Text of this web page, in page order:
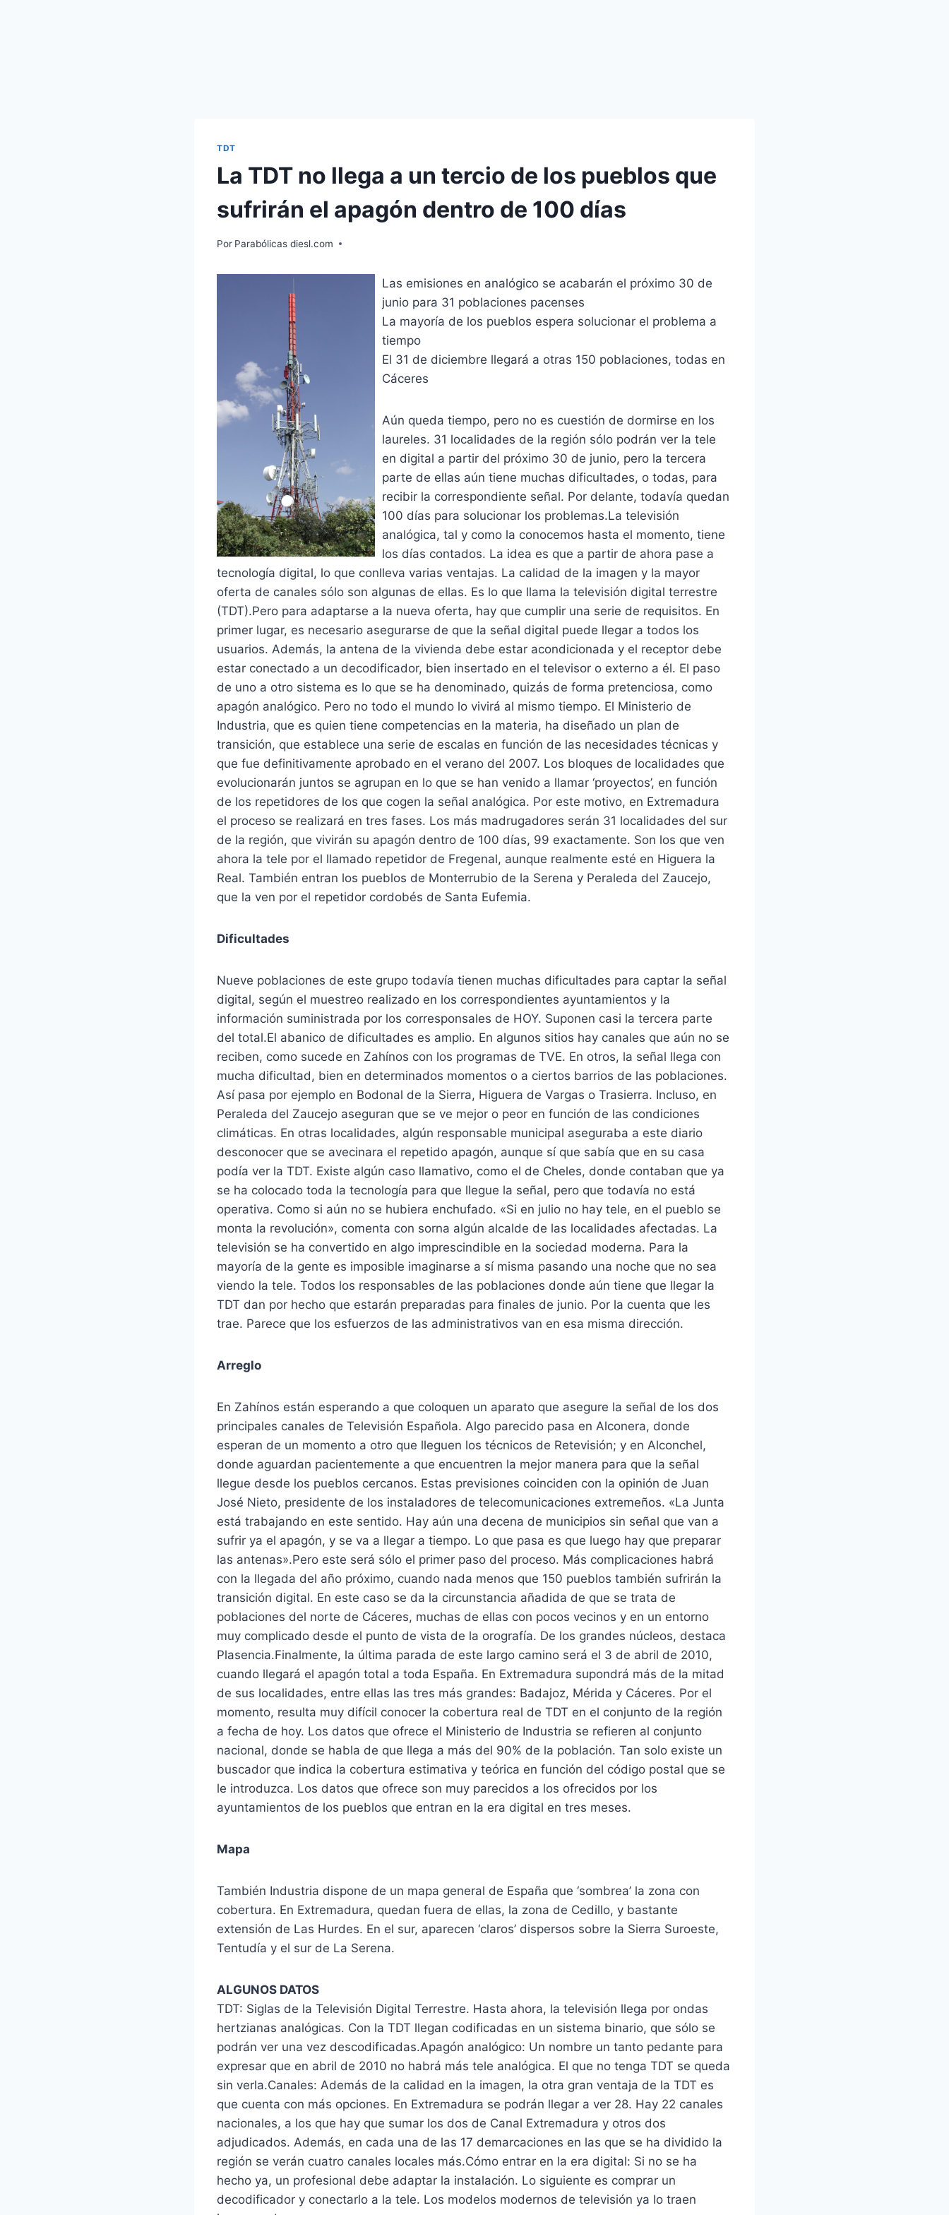
TDT
La TDT no llega a un tercio de los pueblos que
sufrirán el apagón dentro de 100 días
Por Parabólicas diesl.com
Las emisiones en analógico se acabarán el próximo 30 de
junio para 31 poblaciones pacenses
La mayoría de los pueblos espera solucionar el problema a
tiempo
El 31 de diciembre llegará a otras 150 poblaciones, todas en
Cáceres
Aún queda tiempo, pero no es cuestión de dormirse en los
laureles. 31 localidades de la región sólo podrán ver la tele
en digital a partir del próximo 30 de junio, pero la tercera
parte de ellas aún tiene muchas dificultades, o todas, para
recibir la correspondiente señal. Por delante, todavía quedan
100 días para solucionar los problemas.La televisión
analógica, tal y como la conocemos hasta el momento, tiene
los días contados. La idea es que a partir de ahora pase a
tecnología digital, lo que conlleva varias ventajas. La calidad de la imagen y la mayor
oferta de canales sólo son algunas de ellas. Es lo que llama la televisión digital terrestre
(TDT).Pero para adaptarse a la nueva oferta, hay que cumplir una serie de requisitos. En
primer lugar, es necesario asegurarse de que la señal digital puede llegar a todos los
usuarios. Además, la antena de la vivienda debe estar acondicionada y el receptor debe
estar conectado a un decodificador, bien insertado en el televisor o externo a él. El paso
de uno a otro sistema es lo que se ha denominado, quizás de forma pretenciosa, como
apagón analógico. Pero no todo el mundo lo vivirá al mismo tiempo. El Ministerio de
Industria, que es quien tiene competencias en la materia, ha diseñado un plan de
transición, que establece una serie de escalas en función de las necesidades técnicas y
que fue definitivamente aprobado en el verano del 2007. Los bloques de localidades que
evolucionarán juntos se agrupan en lo que se han venido a llamar ‘proyectos’, en función
de los repetidores de los que cogen la señal analógica. Por este motivo, en Extremadura
el proceso se realizará en tres fases. Los más madrugadores serán 31 localidades del sur
de la región, que vivirán su apagón dentro de 100 días, 99 exactamente. Son los que ven
ahora la tele por el llamado repetidor de Fregenal, aunque realmente esté en Higuera la
Real. También entran los pueblos de Monterrubio de la Serena y Peraleda del Zaucejo,
que la ven por el repetidor cordobés de Santa Eufemia.
Dificultades
Nueve poblaciones de este grupo todavía tienen muchas dificultades para captar la señal
digital, según el muestreo realizado en los correspondientes ayuntamientos y la
información suministrada por los corresponsales de HOY. Suponen casi la tercera parte
del total.El abanico de dificultades es amplio. En algunos sitios hay canales que aún no se
reciben, como sucede en Zahínos con los programas de TVE. En otros, la señal llega con
mucha dificultad, bien en determinados momentos o a ciertos barrios de las poblaciones.
Así pasa por ejemplo en Bodonal de la Sierra, Higuera de Vargas o Trasierra. Incluso, en
Peraleda del Zaucejo aseguran que se ve mejor o peor en función de las condiciones
climáticas. En otras localidades, algún responsable municipal aseguraba a este diario
desconocer que se avecinara el repetido apagón, aunque sí que sabía que en su casa
podía ver la TDT. Existe algún caso llamativo, como el de Cheles, donde contaban que ya
se ha colocado toda la tecnología para que llegue la señal, pero que todavía no está
operativa. Como si aún no se hubiera enchufado. «Si en julio no hay tele, en el pueblo se
monta la revolución», comenta con sorna algún alcalde de las localidades afectadas. La
televisión se ha convertido en algo imprescindible en la sociedad moderna. Para la
mayoría de la gente es imposible imaginarse a sí misma pasando una noche que no sea
viendo la tele. Todos los responsables de las poblaciones donde aún tiene que llegar la
TDT dan por hecho que estarán preparadas para finales de junio. Por la cuenta que les
trae. Parece que los esfuerzos de las administrativos van en esa misma dirección.
Arreglo
En Zahínos están esperando a que coloquen un aparato que asegure la señal de los dos
principales canales de Televisión Española. Algo parecido pasa en Alconera, donde
esperan de un momento a otro que lleguen los técnicos de Retevisión; y en Alconchel,
donde aguardan pacientemente a que encuentren la mejor manera para que la señal
llegue desde los pueblos cercanos. Estas previsiones coinciden con la opinión de Juan
José Nieto, presidente de los instaladores de telecomunicaciones extremeños. «La Junta
está trabajando en este sentido. Hay aún una decena de municipios sin señal que van a
sufrir ya el apagón, y se va a llegar a tiempo. Lo que pasa es que luego hay que preparar
las antenas».Pero este será sólo el primer paso del proceso. Más complicaciones habrá
con la llegada del año próximo, cuando nada menos que 150 pueblos también sufrirán la
transición digital. En este caso se da la circunstancia añadida de que se trata de
poblaciones del norte de Cáceres, muchas de ellas con pocos vecinos y en un entorno
muy complicado desde el punto de vista de la orografía. De los grandes núcleos, destaca
Plasencia.Finalmente, la última parada de este largo camino será el 3 de abril de 2010,
cuando llegará el apagón total a toda España. En Extremadura supondrá más de la mitad
de sus localidades, entre ellas las tres más grandes: Badajoz, Mérida y Cáceres. Por el
momento, resulta muy difícil conocer la cobertura real de TDT en el conjunto de la región
a fecha de hoy. Los datos que ofrece el Ministerio de Industria se refieren al conjunto
nacional, donde se habla de que llega a más del 90% de la población. Tan solo existe un
buscador que indica la cobertura estimativa y teórica en función del código postal que se
le introduzca. Los datos que ofrece son muy parecidos a los ofrecidos por los
ayuntamientos de los pueblos que entran en la era digital en tres meses.
Mapa
También Industria dispone de un mapa general de España que ‘sombrea’ la zona con
cobertura. En Extremadura, quedan fuera de ellas, la zona de Cedillo, y bastante
extensión de Las Hurdes. En el sur, aparecen ‘claros’ dispersos sobre la Sierra Suroeste,
Tentudía y el sur de La Serena.
ALGUNOS DATOS
TDT: Siglas de la Televisión Digital Terrestre. Hasta ahora, la televisión llega por ondas
hertzianas analógicas. Con la TDT llegan codificadas en un sistema binario, que sólo se
podrán ver una vez descodificadas.Apagón analógico: Un nombre un tanto pedante para
expresar que en abril de 2010 no habrá más tele analógica. El que no tenga TDT se queda
sin verla.Canales: Además de la calidad en la imagen, la otra gran ventaja de la TDT es
que cuenta con más opciones. En Extremadura se podrán llegar a ver 28. Hay 22 canales
nacionales, a los que hay que sumar los dos de Canal Extremadura y otros dos
adjudicados. Además, en cada una de las 17 demarcaciones en las que se ha dividido la
región se verán cuatro canales locales más.Cómo entrar en la era digital: Si no se ha
hecho ya, un profesional debe adaptar la instalación. Lo siguiente es comprar un
decodificador y conectarlo a la tele. Los modelos modernos de televisión ya lo traen